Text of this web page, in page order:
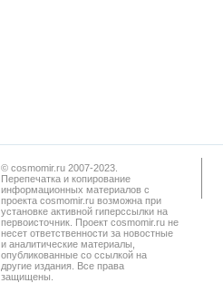
© cosmomir.ru 2007-2023.
Перепечатка и копирование
информационных материалов с
проекта cosmomir.ru возможна при
установке активной гиперссылки на
первоисточник. Проект cosmomir.ru не
несет ответственности за новостные
и аналитические материалы,
опубликованные со ссылкой на
другие издания. Все права
защищены.